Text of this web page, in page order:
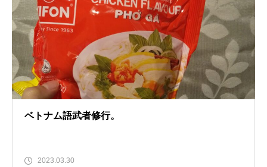
ベトナム語武者修行。
2023.03.30